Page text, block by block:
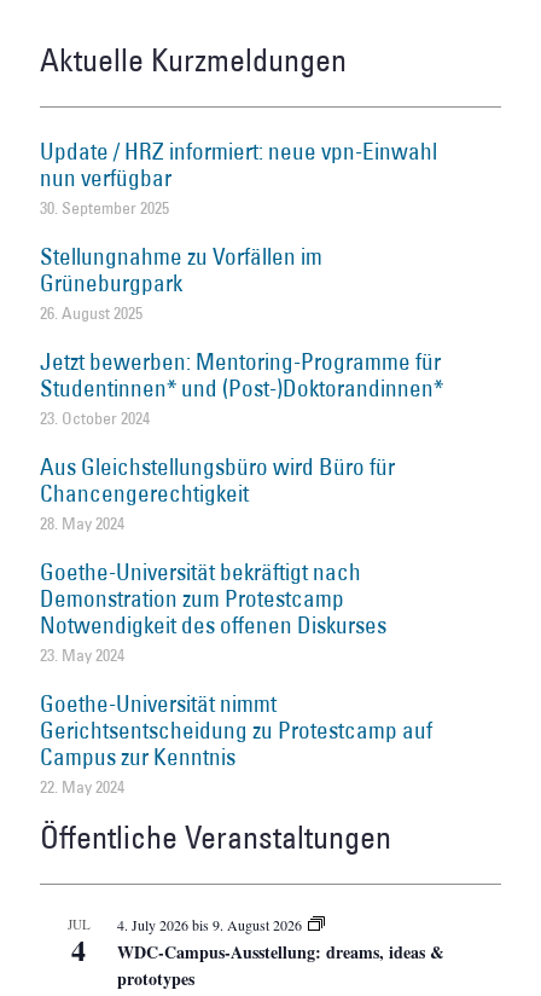
Aktuelle Kurzmeldungen
Update / HRZ informiert: neue vpn-Einwahl
nun verfügbar
30. September 2025
Stellungnahme zu Vorfällen im
Grüneburgpark
26. August 2025
Jetzt bewerben: Mentoring-Programme für
Studentinnen* und (Post-)Doktorandinnen*
23. October 2024
Aus Gleichstellungsbüro wird Büro für
Chancengerechtigkeit
28. May 2024
Goethe-Universität bekräftigt nach
Demonstration zum Protestcamp
Notwendigkeit des offenen Diskurses
23. May 2024
Goethe-Universität nimmt
Gerichtsentscheidung zu Protestcamp auf
Campus zur Kenntnis
22. May 2024
Öffentliche Veranstaltungen
JUL
4
4. July 2026bis9. August 2026
WDC-Campus-Ausstellung: dreams, ideas &
prototypes